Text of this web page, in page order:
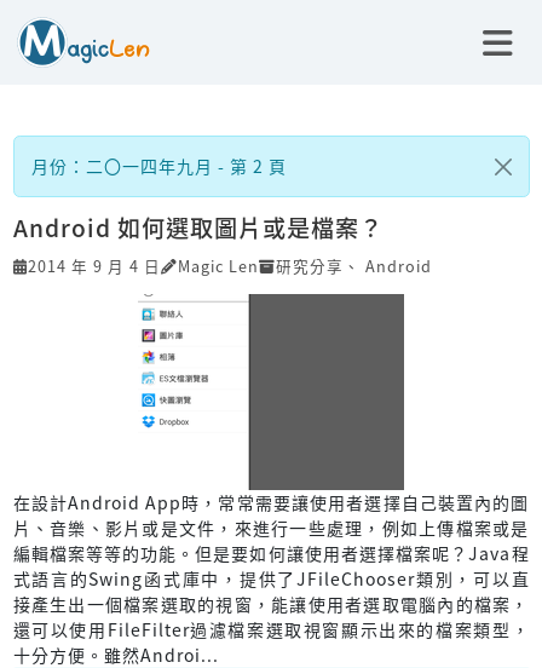
月份：二〇一四年九月 - 第 2 頁
Android 如何選取圖片或是檔案？
2014 年 9 月 4 日 Magic Len 研究分享 、 Android
在設計Android App時，常常需要讓使用者選擇自己裝置內的圖
片、音樂、影片或是文件，來進行一些處理，例如上傳檔案或是
編輯檔案等等的功能。但是要如何讓使用者選擇檔案呢？Java程
式語言的Swing函式庫中，提供了JFileChooser類別，可以直
接產生出一個檔案選取的視窗，能讓使用者選取電腦內的檔案，
還可以使用FileFilter過濾檔案選取視窗顯示出來的檔案類型，
十分方便。雖然Androi...